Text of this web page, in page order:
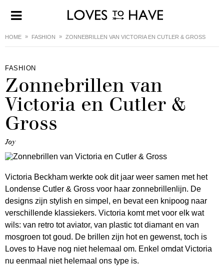
HOME FASHION ZONNEBRILLEN VAN VICTORIA EN CUTLER & GROSS
FASHION
Zonnebrillen van
Victoria en Cutler &
Gross
Joy
Victoria Beckham werkte ook dit jaar weer samen met het
Londense Cutler & Gross voor haar zonnebrillenlijn. De
designs zijn stylish en simpel, en bevat een knipoog naar
verschillende klassiekers. Victoria komt met voor elk wat
wils: van retro tot aviator, van plastic tot diamant en van
mosgroen tot goud. De brillen zijn hot en gewenst, toch is
Loves to Have nog niet helemaal om. Enkel omdat Victoria
nu eenmaal niet helemaal ons type is.